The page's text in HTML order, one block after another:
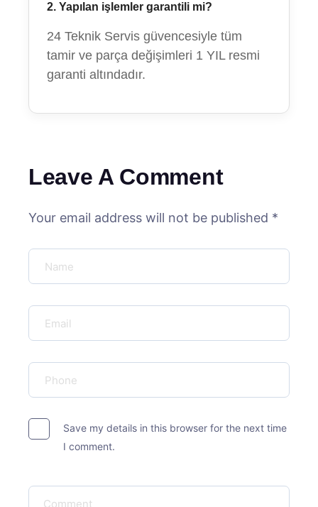
2. Yapılan işlemler garantili mi?
24 Teknik Servis güvencesiyle tüm
tamir ve parça değişimleri 1 YIL resmi
garanti altındadır.
Leave A Comment
Your email address will not be published *
Save my details in this browser for the next time
I comment.